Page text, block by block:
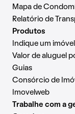
Mapa de
Relatório de
Produtos
Indique um imóvel
Valor de aluguel
Guias
Consórcio de
Imovelweb
Trabalhe com a